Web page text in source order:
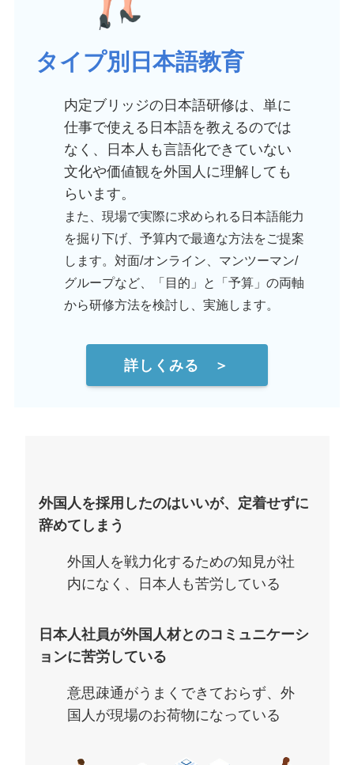
タイプ別日本語教育
内定ブリッジの日本語研修は、単に
仕事で使える日本語を教えるのでは
なく、日本人も言語化できていない
文化や価値観を外国人に理解しても
らいます。
また、現場で実際に求められる日本語能力
を掘り下げ、予算内で最適な方法をご提案
します。対面/オンライン、マンツーマン/
グループなど、「目的」と「予算」の両軸
から研修方法を検討し、実施します。
詳しくみる ＞
外国人を採用したのはいいが、定着せずに
辞めてしまう
外国人を戦力化するための知見が社
内になく、日本人も苦労している
日本人社員が外国人材とのコミュニケーシ
ョンに苦労している
意思疎通がうまくできておらず、外
国人が現場のお荷物になっている